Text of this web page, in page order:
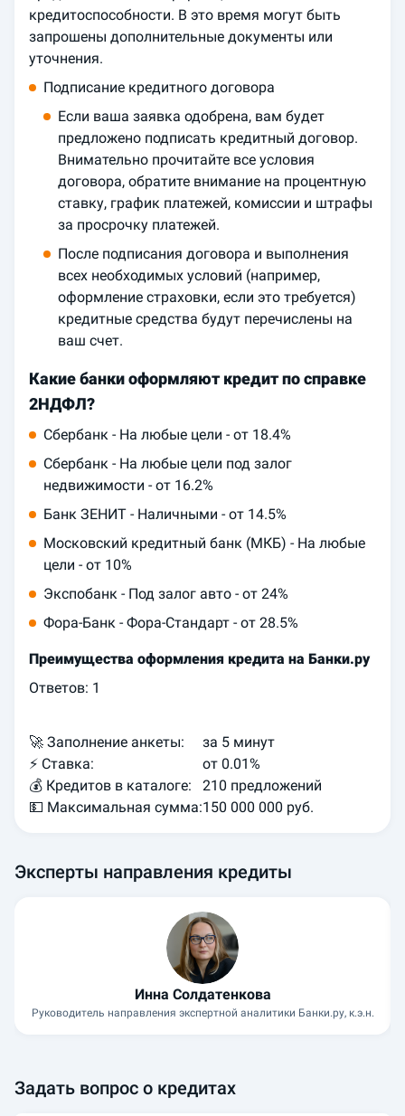
кредитоспособности. В это время могут быть
запрошены дополнительные документы или
уточнения.
Подписание кредитного договора
Если ваша заявка одобрена, вам будет
предложено подписать кредитный договор.
Внимательно прочитайте все условия
договора, обратите внимание на процентную
ставку, график платежей, комиссии и штрафы
за просрочку платежей.
После подписания договора и выполнения
всех необходимых условий (например,
оформление страховки, если это требуется)
кредитные средства будут перечислены на
ваш счет.
Какие банки оформляют кредит по справке
2НДФЛ?
Сбербанк - На любые цели - от 18.4%
Сбербанк - На любые цели под залог
недвижимости - от 16.2%
Банк ЗЕНИТ - Наличными - от 14.5%
Московский кредитный банк (МКБ) - На любые
цели - от 10%
Экспобанк - Под залог авто - от 24%
Фора-Банк - Фора-Стандарт - от 28.5%
Преимущества оформления кредита на Банки.ру
Ответов: 1
🚀 Заполнение анкеты:
за 5 минут
⚡️ Ставка:
от 0.01%
💰 Кредитов в каталоге:
210 предложений
💵 Максимальная сумма:150 000 000 руб.
Эксперты направления кредиты
Инна Солдатенкова
Руководитель направления экспертной аналитики Банки.ру, к.э.н.
Задать вопрос о кредитах